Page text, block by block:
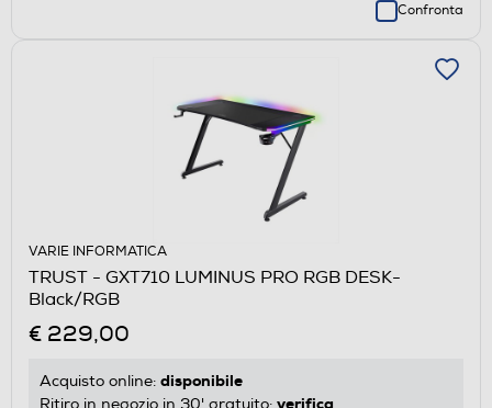
Confronta
VARIE INFORMATICA
TRUST - GXT710 LUMINUS PRO RGB DESK-
Black/RGB
€ 229,00
Acquisto online: disponibile
Ritiro in negozio in 30' gratuito: verifica